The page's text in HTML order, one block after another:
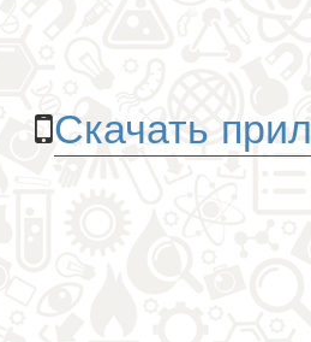
Скачать